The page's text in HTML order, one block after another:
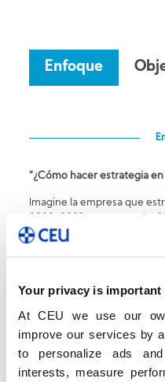
Your privacy is important
At CEU we use our
improve our services by
to personalize ads
interests, measure
Enfoque
“¿Cómo hacer estrategia
Imagine la empresa que
quedó desfasado y
pandemia, una crisis
ante tanta
estrategia que nunca.
Eso sí, seguramente
ágil y rápida. Hay que